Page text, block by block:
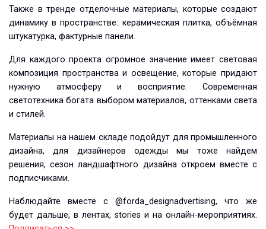
Также в тренде отделочные материалы, которые создают
динамику в пространстве: керамическая плитка, объёмная
штукатурка, фактурные панели.
Для каждого проекта огромное значение имеет световая
композиция пространства и освещение, которые придают
нужную атмосферу и восприятие. Современная
светотехника богата выбором материалов, оттенками света
и стилей.
Материалы на нашем складе подойдут для промышленного
дизайна, для дизайнеров одежды мы тоже найдем
решения, сезон ландшафтного дизайна откроем вместе с
подписчиками.
Наблюдайте вместе с @forda_designadvertising, что же
будет дальше, в лентах, stories и на онлайн-мероприятиях.